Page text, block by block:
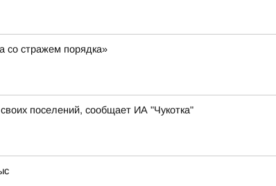
со стражем порядка»
поселений, сообщает ИА "Чукотка"